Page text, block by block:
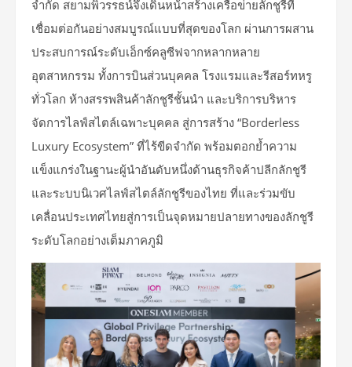
จำกัด สยามพิวรรธน์จึงเดินหน้าสร้างเครือข่ายลักชูรีที่
เชื่อมต่อกันอย่างสมบูรณ์แบบที่สุดของโลก ผ่านการผสาน
ประสบการณ์ระดับเอ็กซ์คลูซีฟจากหลากหลาย
อุตสาหกรรม ทั้งการบินส่วนบุคคล โรงแรมและรีสอร์ทหรู
ทั่วโลก ห้างสรรพสินค้าลักชูรีชั้นนำ และบริการบริหาร
จัดการไลฟ์สไตล์เฉพาะบุคคล สู่การสร้าง “Borderless
Luxury Ecosystem” ที่ไร้ขีดจำกัด พร้อมตอกย้ำความ
แข็งแกร่งในฐานะผู้นำอันดับหนึ่งด้านธุรกิจค้าปลีกลักชูรี
และระบบนิเวศไลฟ์สไตล์ลักชูรีของไทย ที่และร่วมขับ
เคลื่อนประเทศไทยสู่การเป็นจุดหมายปลายทางของลักชูรี
ระดับโลกอย่างเต็มภาคภูมิ